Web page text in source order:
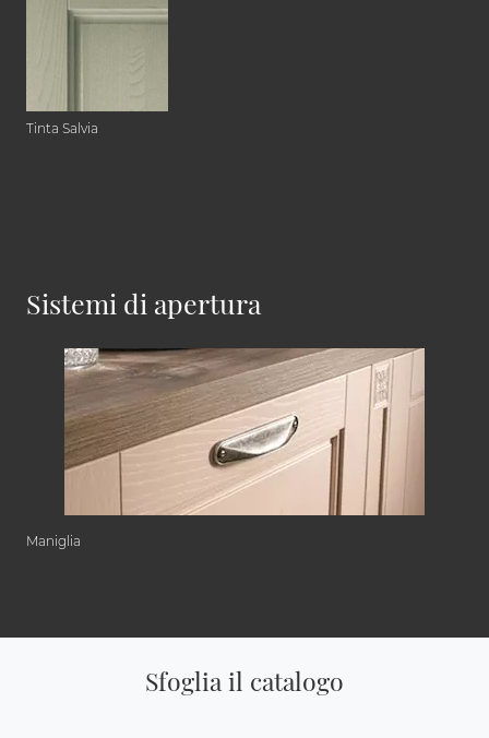
Tinta Salvia
Sistemi di apertura
Maniglia
Sfoglia il catalogo